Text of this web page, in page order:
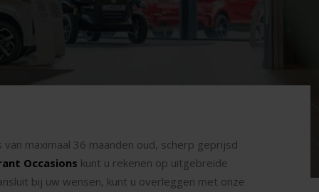
maximaal 36 maanden oud, scherp geprijsd
Occasions kunt u rekenen op uitgebreide
bij uw wensen, kunt u overleggen met onze